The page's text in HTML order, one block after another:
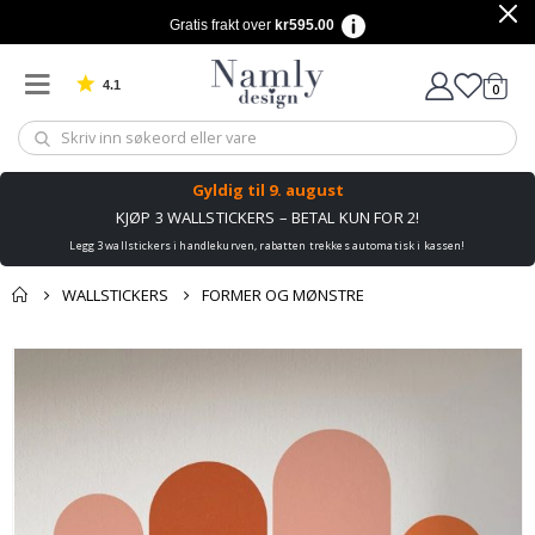
Gratis frakt over kr595.00
4.1 Basert på 1025 stemmer 0varer
Gyldig til 9. august
KJØP 3 WALLSTICKERS – BETAL KUN FOR 2!
Legg 3 wallstickers i handlekurven, rabatten trekkes automatisk i kassen!
WALLSTICKERS FORMER OG MØNSTRE
Andre kjøpte
produkter